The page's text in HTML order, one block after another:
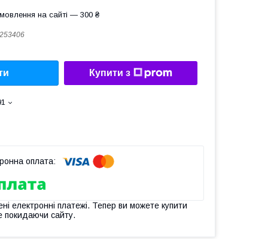
на сайті — 300 ₴
Купити з
електронні платежі. Тепер ви можете купити
покидаючи сайту.